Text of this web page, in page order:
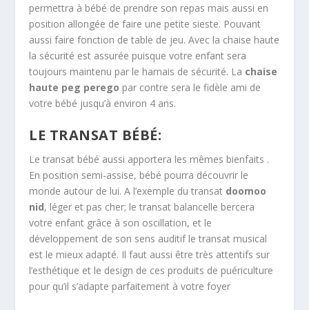
permettra à bébé de prendre son repas mais aussi en
position allongée de faire une petite sieste. Pouvant
aussi faire fonction de table de jeu. Avec la chaise haute
la sécurité est assurée puisque votre enfant sera
toujours maintenu par le harnais de sécurité. La chaise
haute peg perego par contre sera le fidèle ami de
votre bébé jusqu’à environ 4 ans.
LE TRANSAT BÉBÉ:
Le transat bébé aussi apportera les mêmes bienfaits .
En position semi-assise, bébé pourra découvrir le
monde autour de lui. A l’exemple du transat doomoo
nid, léger et pas cher; le transat balancelle bercera
votre enfant grâce à son oscillation, et le
développement de son sens auditif le transat musical
est le mieux adapté. Il faut aussi être très attentifs sur
l’esthétique et le design de ces produits de puériculture
pour qu’il s’adapte parfaitement à votre foyer